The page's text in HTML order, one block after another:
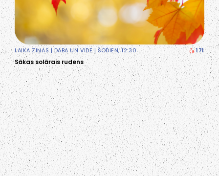
LAIKA ZIŅAS |DABA UN VIDE| ŠODIEN, 12:30 171
Sākas solārais rudens